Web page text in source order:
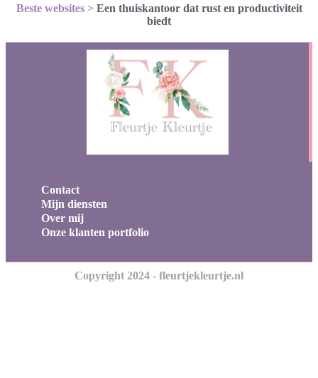
Beste websites> Een thuiskantoor dat rust en productiviteit
biedt
Contact
Mijn diensten
Over mij
Onze klanten portfolio
Copyright 2024 - fleurtjekleurtje.nl